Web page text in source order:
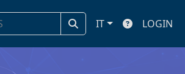
IT LOGIN